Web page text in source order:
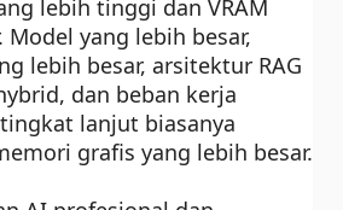
lebih tinggi dan VRAM
Model yang lebih besar,
lebih besar, arsitektur RAG
dan beban kerja
lanjut biasanya
grafis yang lebih besar.